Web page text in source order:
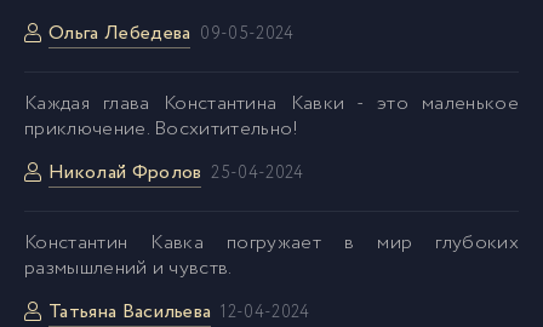
Ольга Лебедева 09-05-2024
Каждая глава Константина Кавки - это маленькое
приключение. Восхитительно!
Николай Фролов 25-04-2024
Константин Кавка погружает в мир глубоких
размышлений и чувств.
Татьяна Васильева 12-04-2024